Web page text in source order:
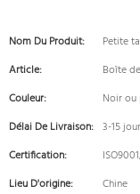
Nom Du Produit:
Petite
Article:
Boîte
Couleur:
Noir ou
Délai De Livraison: 3-15
Certification:
Lieu D'origine:
Chine